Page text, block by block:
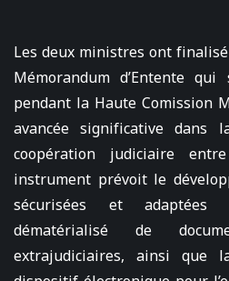
Les deux ministres ont
Mémorandum d’Entente
pendant la Haute Comission
avancée significative dans
coopération judiciaire
instrument prévoit le
sécurisées et adaptées
dématérialisé de
extrajudiciaires, ainsi que